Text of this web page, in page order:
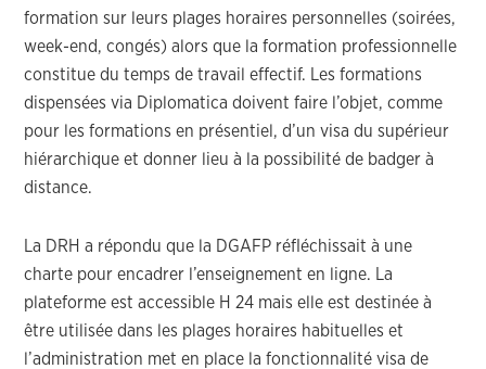
formation sur leurs plages horaires personnelles (soirées,
week-end, congés) alors que la formation professionnelle
constitue du temps de travail effectif. Les formations
dispensées via Diplomatica doivent faire l’objet, comme
pour les formations en présentiel, d’un visa du supérieur
hiérarchique et donner lieu à la possibilité de badger à
distance.
La DRH a répondu que la DGAFP réfléchissait à une
charte pour encadrer l’enseignement en ligne. La
plateforme est accessible H 24 mais elle est destinée à
être utilisée dans les plages horaires habituelles et
l’administration met en place la fonctionnalité visa de